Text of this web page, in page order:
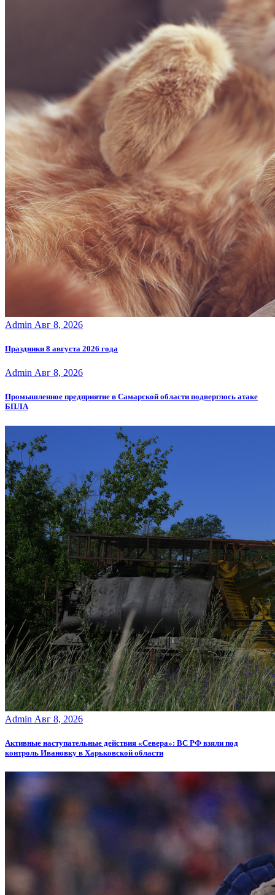
Admin Авг 8, 2026
Праздники 8 августа 2026 года
Admin Авг 8, 2026
Промышленное предприятие в Самарской области подверглось атаке
БПЛА
Admin Авг 8, 2026
Активные наступательные действия «Севера»: ВС РФ взяли под
контроль Ивановку в Харьковской области